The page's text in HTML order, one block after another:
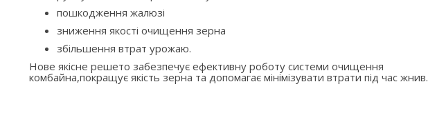
пошкодження жалюзі
зниження якості очищення зерна
збільшення втрат урожаю.
Нове якісне решето забезпечує ефективну роботу системи очищення
комбайна,покращує якість зерна та допомагає мінімізувати втрати під час жнив.